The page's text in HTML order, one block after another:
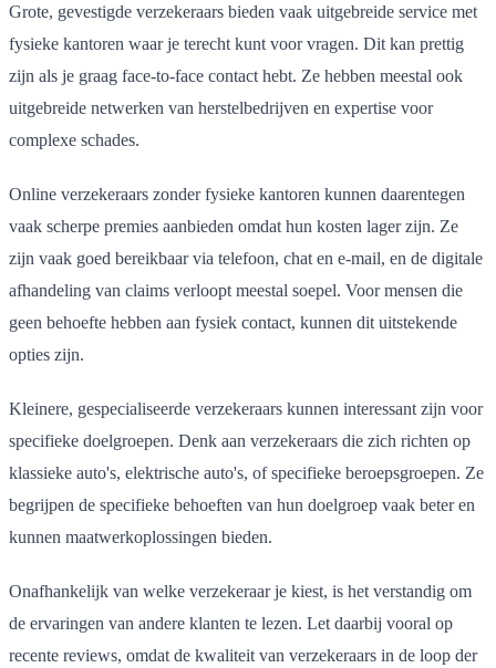
Grote, gevestigde verzekeraars bieden vaak uitgebreide service met
fysieke kantoren waar je terecht kunt voor vragen. Dit kan prettig
zijn als je graag face-to-face contact hebt. Ze hebben meestal ook
uitgebreide netwerken van herstelbedrijven en expertise voor
complexe schades.
Online verzekeraars zonder fysieke kantoren kunnen daarentegen
vaak scherpe premies aanbieden omdat hun kosten lager zijn. Ze
zijn vaak goed bereikbaar via telefoon, chat en e-mail, en de digitale
afhandeling van claims verloopt meestal soepel. Voor mensen die
geen behoefte hebben aan fysiek contact, kunnen dit uitstekende
opties zijn.
Kleinere, gespecialiseerde verzekeraars kunnen interessant zijn voor
specifieke doelgroepen. Denk aan verzekeraars die zich richten op
klassieke auto's, elektrische auto's, of specifieke beroepsgroepen. Ze
begrijpen de specifieke behoeften van hun doelgroep vaak beter en
kunnen maatwerkoplossingen bieden.
Onafhankelijk van welke verzekeraar je kiest, is het verstandig om
de ervaringen van andere klanten te lezen. Let daarbij vooral op
recente reviews, omdat de kwaliteit van verzekeraars in de loop der